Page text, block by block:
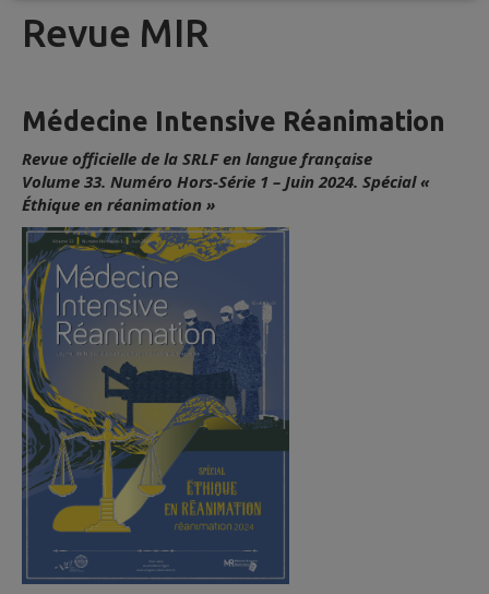
Revue MIR
Médecine Intensive Réanimation
Revue officielle de la SRLF en langue française
Volume 33. Numéro Hors-Série 1 – Juin 2024. Spécial «
Éthique en réanimation »